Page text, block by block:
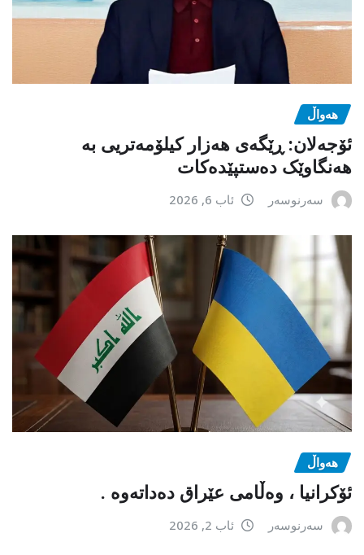
هەواڵ
ئۆجەلان: ڕێگەی هەزار کیلۆمەتریی بە
هەنگاوێک دەستپێدەکات
سەرنوسەر ئاب 6, 2026
هەواڵ
ئۆکرانیا ، وەڵامی عێراق دەداتەوە .
سەرنوسەر ئاب 2, 2026